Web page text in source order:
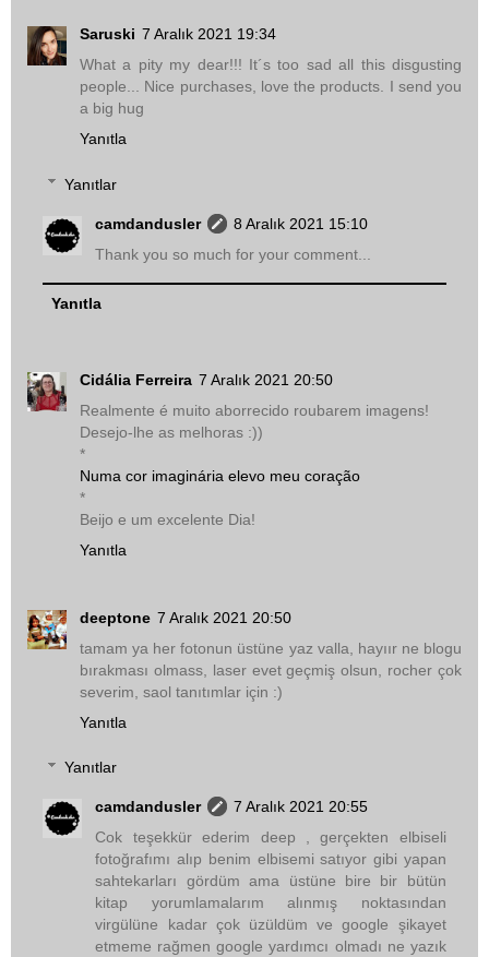
Saruski 7 Aralık 2021 19:34
What a pity my dear!!! It´s too sad all this disgusting
people... Nice purchases, love the products. I send you
a big hug
Yanıtla
Yanıtlar
camdandusler
8 Aralık 2021 15:10
Thank you so much for your comment...
Yanıtla
Cidália Ferreira 7 Aralık 2021 20:50
Realmente é muito aborrecido roubarem imagens!
Desejo-lhe as melhoras :))
*
Numa cor imaginária elevo meu coração
*
Beijo e um excelente Dia!
Yanıtla
deeptone 7 Aralık 2021 20:50
tamam ya her fotonun üstüne yaz valla, hayıır ne blogu
bırakması olmass, laser evet geçmiş olsun, rocher çok
severim, saol tanıtımlar için :)
Yanıtla
Yanıtlar
camdandusler
7 Aralık 2021 20:55
Cok teşekkür ederim deep , gerçekten elbiseli
fotoğrafımı alıp benim elbisemi satıyor gibi yapan
sahtekarları gördüm ama üstüne bire bir bütün
kitap yorumlamalarım alınmış noktasından
virgülüne kadar çok üzüldüm ve google şikayet
etmeme rağmen google yardımcı olmadı ne yazık